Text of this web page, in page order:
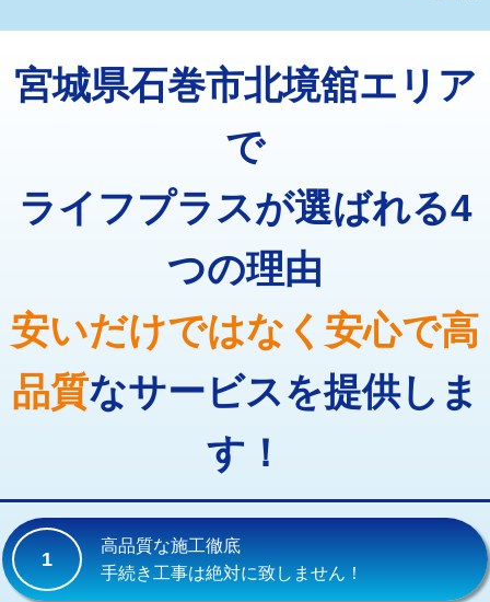
マス交換（深さ50㎝以上） 66,000円
コンクリート斫り（厚さ10㎝超え）
モルタル補修（厚さ10㎝まで） 27,500円
16,500円
廃棄・処分 現場見積
トーラー機使用/3mまで 33,000円
追加トーラー機使用/3m超え +3,300円
止水・漏水調査・防水処理・清掃・修
11,000円
止水・漏水調査・防水処理・清掃・修
22,000円
止水・漏水調査・防水処理・清掃・修
理・調整・分解・加工など（重作業）
33,000円
その他部品の脱着 8,800円～
交換・取付(単水栓（壁付・デッキ
式）)
13,200円+材料費
交換・取付(混合水栓（壁付・デッキ
式・ワンホール）)
16,500円+材料費
宮城県石巻市北境舘エリア
で
ライフプラスが選ばれる4
つの理由
安いだけではなく安心で高
品質なサービスを提供しま
す！
1
高品質な施工徹底
手続き工事は絶対に致しません！